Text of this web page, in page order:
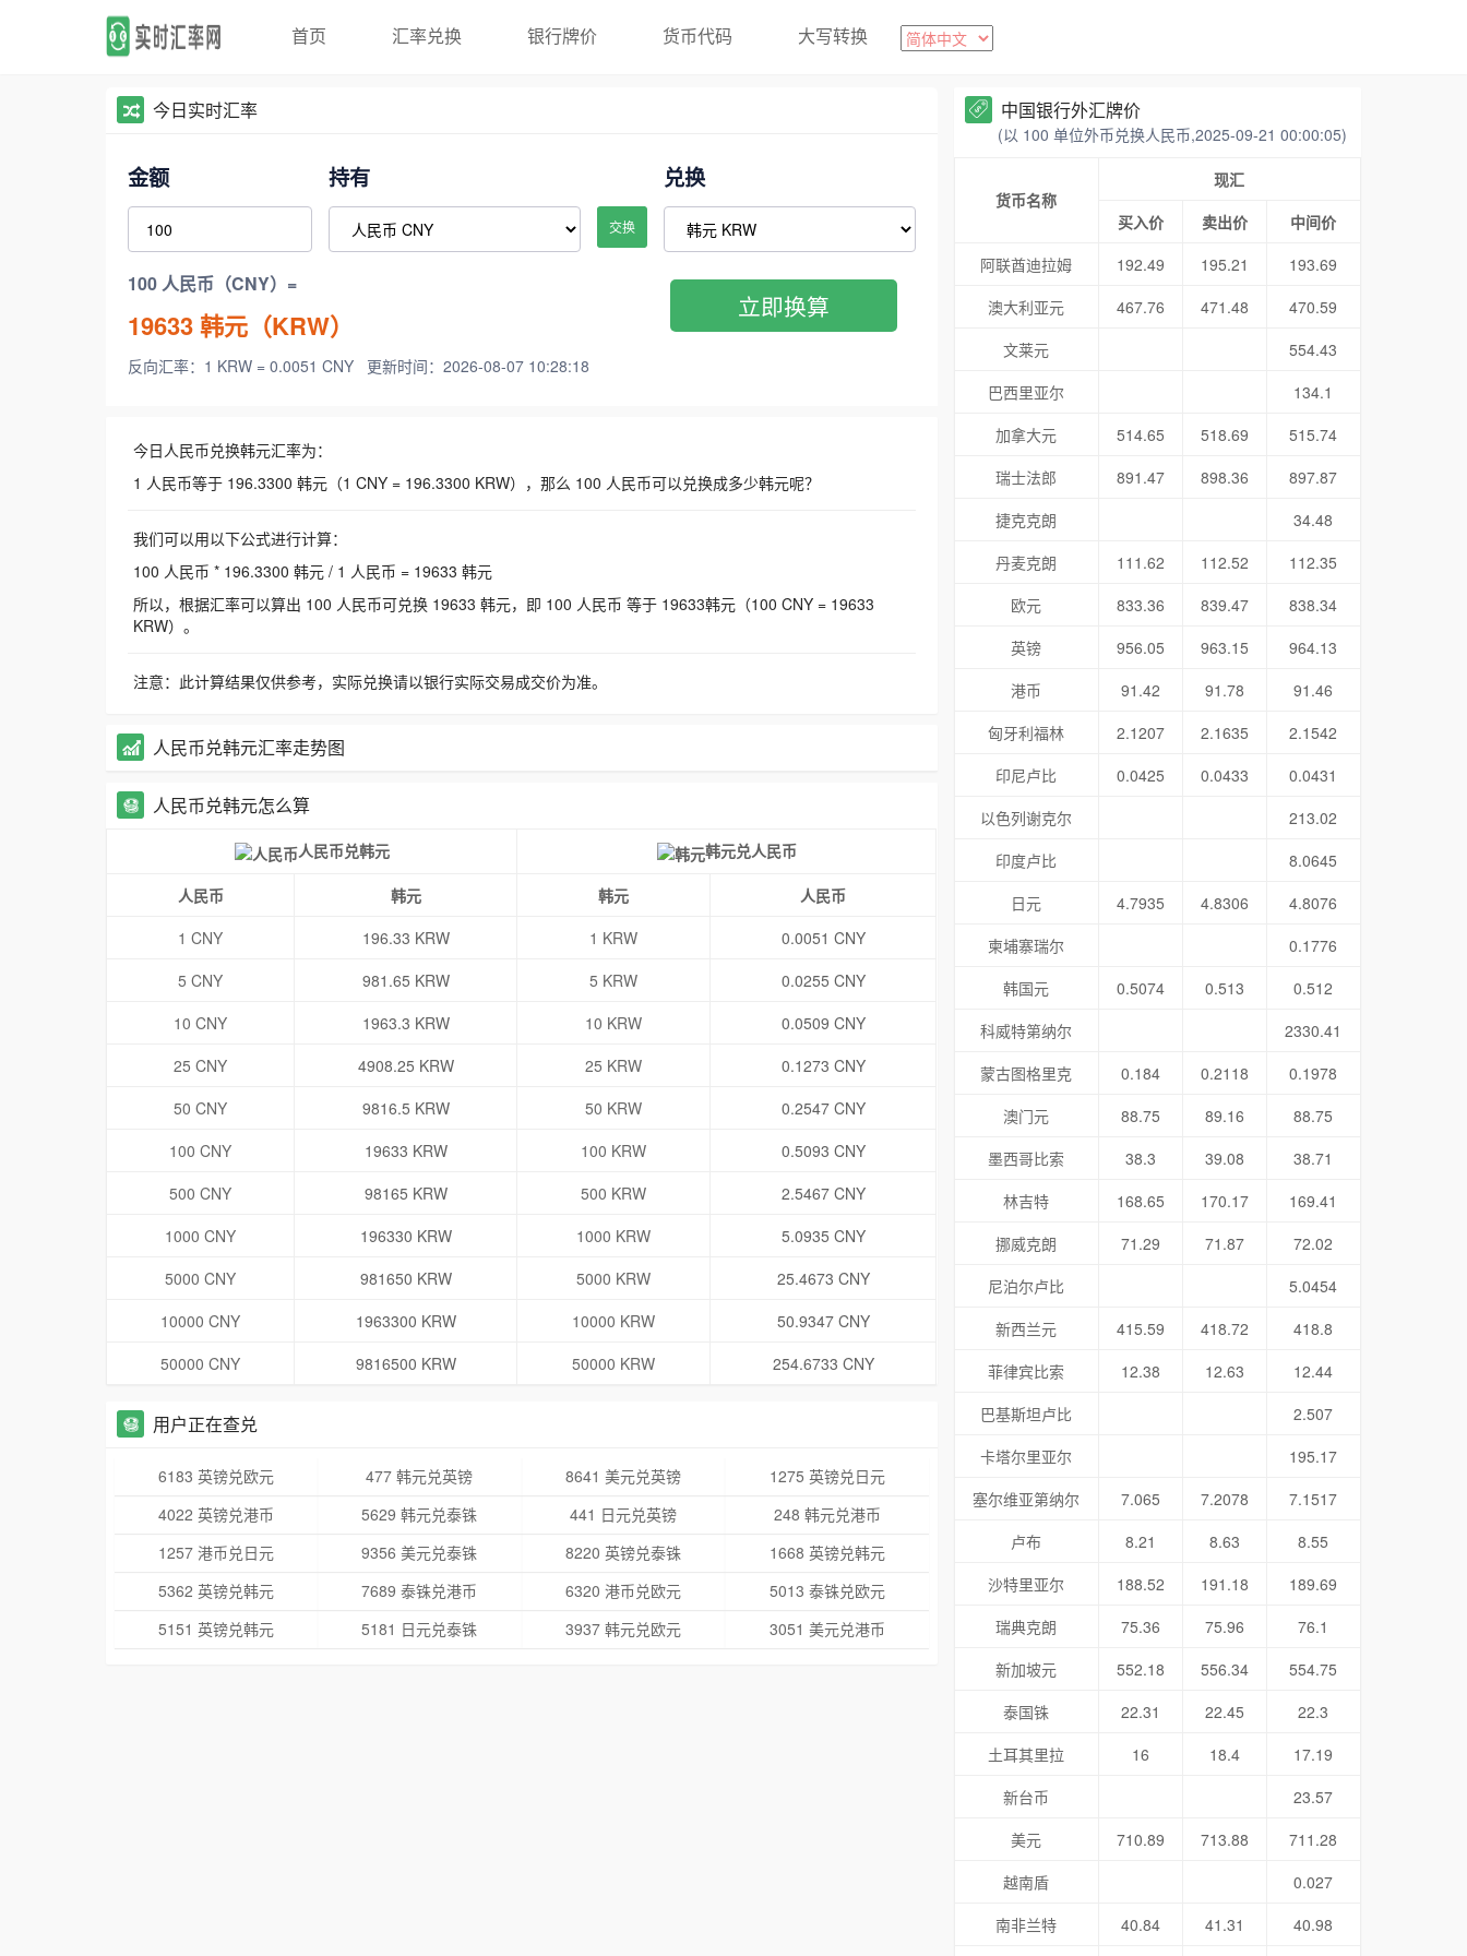
首页 汇率兑换 银行牌价 货币代码 大写转换
今日实时汇率
金额 持有
交换
兑换
100 人民币（CNY）=
19633韩元（KRW）
反向汇率：1 KRW = 0.0051 CNY 更新时间：2026-08-07 10:28:18
立即换算
今日人民币兑换韩元汇率为：
1 人民币等于 196.3300 韩元（1 CNY = 196.3300 KRW），那么 100 人民币可以兑换成多少韩元呢？
我们可以用以下公式进行计算：
100 人民币 * 196.3300 韩元 / 1 人民币 = 19633 韩元
所以，根据汇率可以算出 100 人民币可兑换 19633 韩元，即 100 人民币 等于 19633韩元（100 CNY = 19633
KRW）。
注意：此计算结果仅供参考，实际兑换请以银行实际交易成交价为准。
人民币兑韩元汇率走势图
人民币兑韩元怎么算
人民币兑韩元 韩元兑人民币
人民币 韩元 韩元
人民币
1 CNY
196.33 KRW 1 KRW
0.0051 CNY
5 CNY
981.65 KRW 5 KRW
0.0255 CNY
10 CNY
1963.3 KRW 10 KRW
0.0509 CNY
25 CNY
4908.25 KRW 25 KRW
0.1273 CNY
50 CNY
9816.5 KRW 50 KRW
0.2547 CNY
100 CNY
19633 KRW 100 KRW
0.5093 CNY
500 CNY
98165 KRW 500 KRW
2.5467 CNY
1000 CNY
196330 KRW 1000 KRW
5.0935 CNY
5000 CNY
981650 KRW 5000 KRW
25.4673 CNY
10000 CNY
1963300 KRW 10000 KRW
50.9347 CNY
50000 CNY
9816500 KRW 50000 KRW 254.6733 CNY
用户正在查兑
6183 英镑兑欧元 477 韩元兑英镑 8641 美元兑英镑
1275 英镑兑日元
4022 英镑兑港币
5629 韩元兑泰铢 441 日元兑英镑
248 韩元兑港币
1257 港币兑日元
9356 美元兑泰铢 8220 英镑兑泰铢
1668 英镑兑韩元
5362 英镑兑韩元
7689 泰铢兑港币 6320 港币兑欧元
5013 泰铢兑欧元
5151 英镑兑韩元
5181 日元兑泰铢 3937 韩元兑欧元 3051 美元兑港币
中国银行外汇牌价
(以 100 单位外币兑换人民币,2025-09-21 00:00:05)
货币名称
现汇
买入价
卖出价
中间价
阿联酋迪拉姆
192.49 195.21
193.69
澳大利亚元
467.76 471.48
470.59
文莱元
554.43
巴西里亚尔
134.1
加拿大元
514.65 518.69
515.74
瑞士法郎
891.47 898.36
897.87
捷克克朗
34.48
丹麦克朗
111.62 112.52
112.35
欧元
833.36 839.47
838.34
英镑
956.05 963.15
964.13
港币
91.42 91.78
91.46
匈牙利福林
2.1207 2.1635
2.1542
印尼卢比
0.0425 0.0433
0.0431
以色列谢克尔
213.02
印度卢比
8.0645
日元
4.7935 4.8306
4.8076
柬埔寨瑞尔
0.1776
韩国元
0.5074 0.513
0.512
科威特第纳尔
2330.41
蒙古图格里克
0.184 0.2118
0.1978
澳门元
88.75 89.16
88.75
墨西哥比索
38.3 39.08
38.71
林吉特
168.65 170.17
169.41
挪威克朗
71.29 71.87
72.02
尼泊尔卢比
5.0454
新西兰元
415.59 418.72
418.8
菲律宾比索
12.38 12.63
12.44
巴基斯坦卢比
2.507
卡塔尔里亚尔
195.17
塞尔维亚第纳尔
7.065 7.2078
7.1517
卢布
8.21 8.63
8.55
沙特里亚尔
188.52 191.18
189.69
瑞典克朗
75.36 75.96
76.1
新加坡元
552.18 556.34
554.75
泰国铢
22.31 22.45
22.3
土耳其里拉
16 18.4
17.19
新台币
23.57
美元
710.89 713.88
711.28
越南盾
0.027
南非兰特
40.84 41.31 40.98